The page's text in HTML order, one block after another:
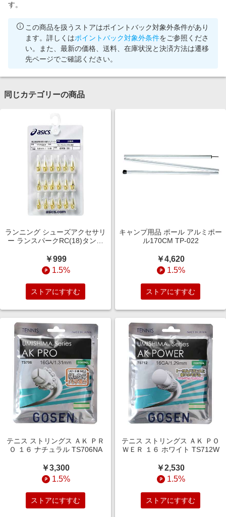
す。
この商品を扱うストアはポイントバック対象外条件があり
ます。詳しくはポイントバック対象外条件をご参照くださ
い。また、最新の価格、送料、在庫状況と決済方法は遷移
先ページでご確認ください。
同じカテゴリーの商品
ランニング シューズアクセサリ
ー ランスパークRC(18)タンイ
￥999
1.5%
ストアにすすむ
キャンプ用品 ポール アルミポー
ル170CM TP-022
￥4,620
1.5%
ストアにすすむ
テニス ストリングス ＡＫ ＰＲ
Ｏ １６ ナチュラル TS706NA
￥3,300
1.5%
ストアにすすむ
テニス ストリングス ＡＫ ＰＯ
ＷＥＲ １６ ホワイト TS712W
￥2,530
1.5%
ストアにすすむ